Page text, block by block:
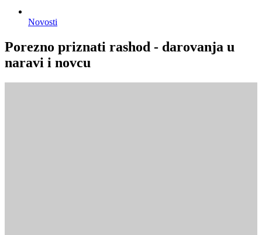
Novosti
Porezno priznati rashod - darovanja u
naravi i novcu